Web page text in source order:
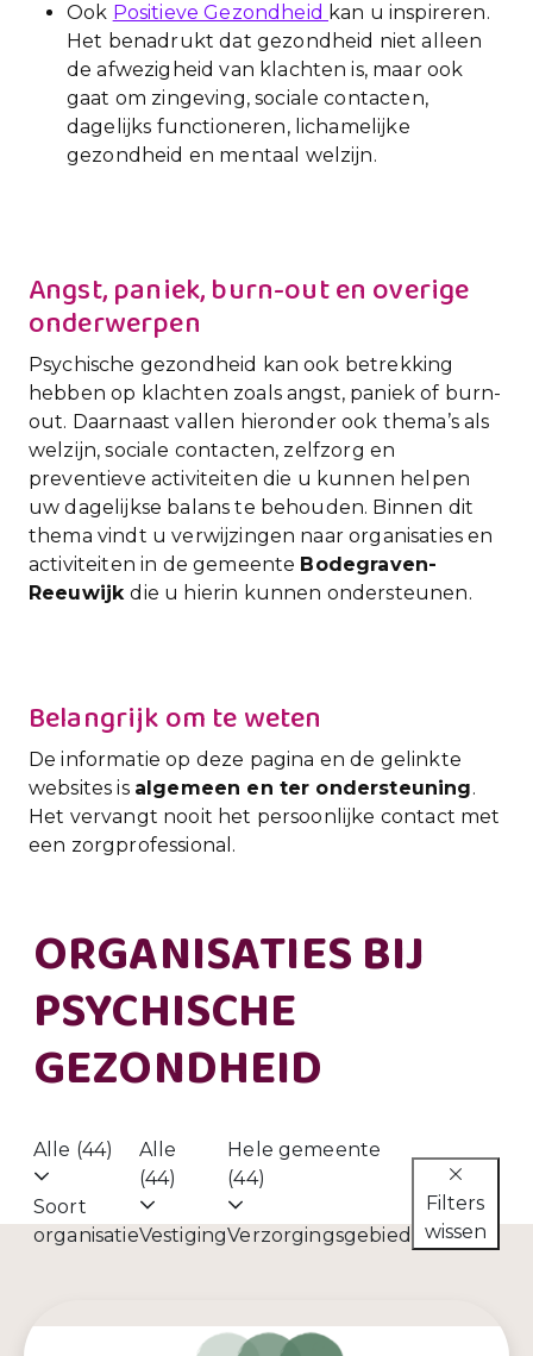
Ook Positieve Gezondheid kan u inspireren.
Het benadrukt dat gezondheid niet alleen
de afwezigheid van klachten is, maar ook
gaat om zingeving, sociale contacten,
dagelijks functioneren, lichamelijke
gezondheid en mentaal welzijn.
Angst, paniek, burn-out en overige
onderwerpen
Psychische gezondheid kan ook betrekking
hebben op klachten zoals angst, paniek of burn-
out. Daarnaast vallen hieronder ook thema’s als
welzijn, sociale contacten, zelfzorg en
preventieve activiteiten die u kunnen helpen
uw dagelijkse balans te behouden. Binnen dit
thema vindt u verwijzingen naar organisaties en
activiteiten in de gemeente Bodegraven-
Reeuwijkdie u hierin kunnen ondersteunen.
Belangrijk om te weten
De informatie op deze pagina en de gelinkte
websites is algemeen en ter ondersteuning.
Het vervangt nooit het persoonlijke contact met
een zorgprofessional.
ORGANISATIES BIJ
PSYCHISCHE
GEZONDHEID
Alle (44)
Soort
organisatie
Alle
(44)
Vestiging
Hele gemeente
(44)
Verzorgingsgebied
Filters
wissen